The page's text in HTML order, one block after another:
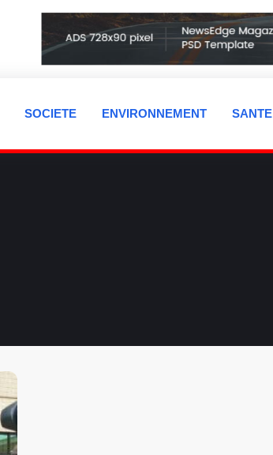
SOCIETE ENVIRONNEMENT SANTE